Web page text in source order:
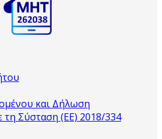
και Δήλωση
Σύσταση (ΕΕ) 2018/334